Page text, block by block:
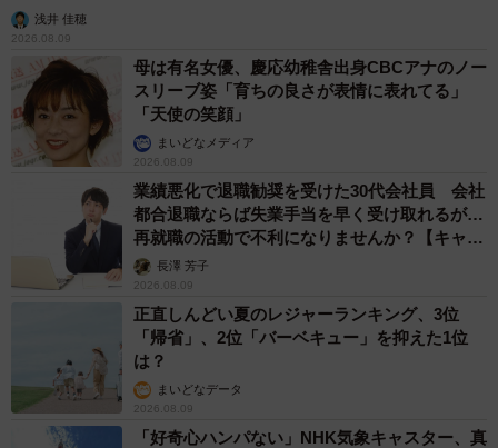
▽地域情報サイトを悪用…“里親詐欺”か？ 子猫の譲渡でト
ラブル、虐殺が疑われる写真も
https://maidonanews.jp/article/14271445
浅井 佳穂
2026.08.09
母は有名女優、慶応幼稚舎出身CBCアナのノー
スリーブ姿「育ちの良さが表情に表れてる」
「天使の笑顔」
まいどなメディア
2026.08.09
業績悪化で退職勧奨を受けた30代会社員 会社
都合退職ならば失業手当を早く受け取れるが…
再就職の活動で不利になりませんか？【キャリ
アカウンセラーが解説】
長澤 芳子
2026.08.09
正直しんどい夏のレジャーランキング、3位
「帰省」、2位「バーベキュー」を抑えた1位
は？
まいどなデータ
2026.08.09
「好奇心ハンパない」NHK気象キャスター、真